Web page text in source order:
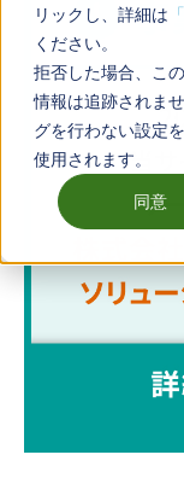
リックし、詳細は
ください。
拒否した場合、こ
情報は追跡されま
グを行わない設定
使用されます。
同意